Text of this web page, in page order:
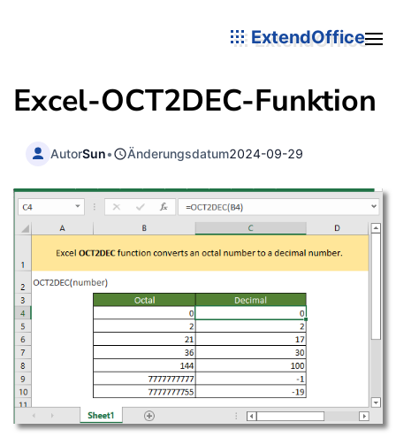
ExtendOffice
Excel-OCT2DEC-Funktion
AutorSun• Änderungsdatum2024-09-29